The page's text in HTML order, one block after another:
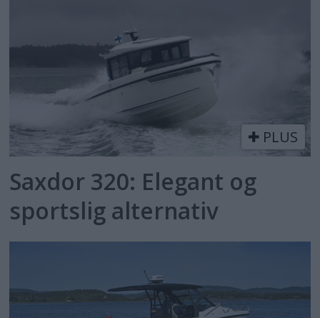
PLUS
Saxdor 320: Elegant og
sportslig alternativ